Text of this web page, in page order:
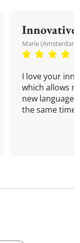
Innovative
Marie
I love your
which allows
new language
the same time!